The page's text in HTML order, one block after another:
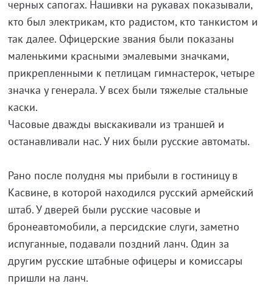
черных сапогах. Нашивки на рукавах показывали,
кто был электрикам, кто радистом, кто танкистом и
так далее. Офицерские звания были показаны
маленькими красными эмалевыми значками,
прикрепленными к петлицам гимнастерок, четыре
значка у генерала. У всех были тяжелые стальные
каски.
Часовые дважды выскакивали из траншей и
останавливали нас. У них были русские автоматы.
Рано после полудня мы прибыли в гостиницу в
Касвине, в которой находился русский армейский
штаб. У дверей были русские часовые и
бронеавтомобили, а персидские слуги, заметно
испуганные, подавали поздний ланч. Один за
другим русские штабные офицеры и комиссары
пришли на ланч.